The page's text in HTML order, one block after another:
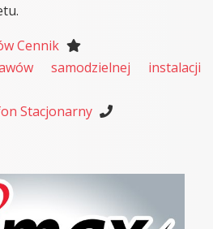
Cennik
samodzielnej instalacji
Stacjonarny